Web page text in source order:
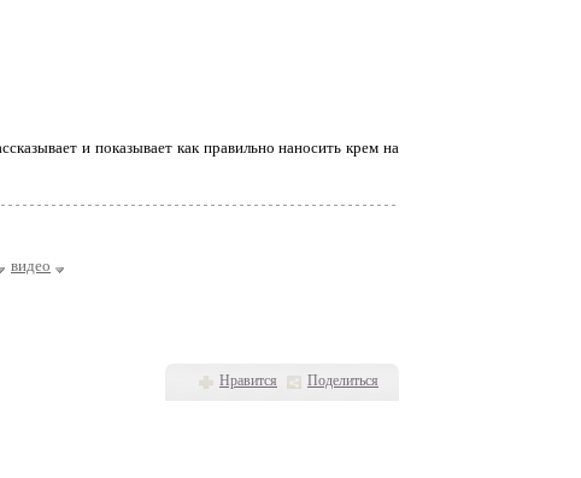
и показывает как правильно наносить крем на
видео
Нравится Поделиться